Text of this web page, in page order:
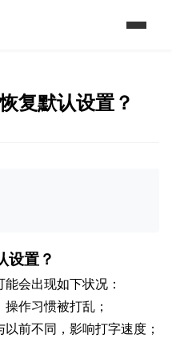
复默认设置？
设置？
会出现如下状况：
作习惯被打乱；
前不同，影响打字速度；